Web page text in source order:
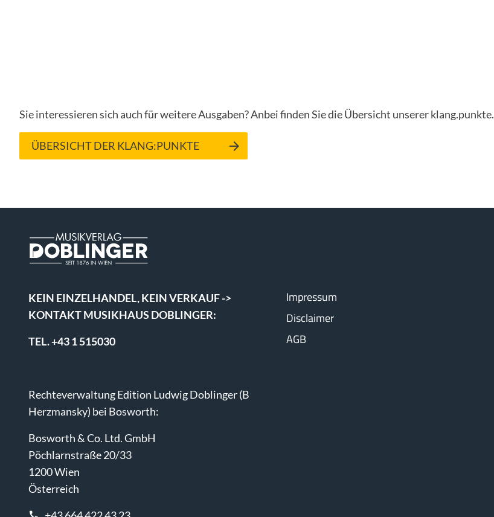
Sie interessieren sich auch für weitere Ausgaben? Anbei finden Sie die Übersicht unserer klang.punkte.
ÜBERSICHT DER KLANG:PUNKTE
KEIN EINZELHANDEL, KEIN VERKAUF ->
KONTAKT MUSIKHAUS DOBLINGER:
TEL. +43 1 515030
Rechteverwaltung Edition Ludwig Doblinger (B
Herzmansky) bei Bosworth:
Bosworth & Co. Ltd. GmbH
Pöchlarnstraße 20/33
1200 Wien
Österreich
Impressum
Disclaimer
AGB